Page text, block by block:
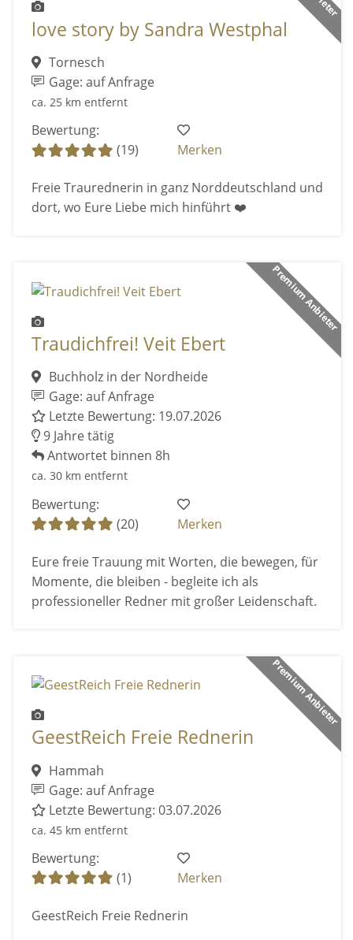
love story by Sandra Westphal
Tornesch
Gage: auf Anfrage
ca. 25 km entfernt
Bewertung:
(19)
Merken
Freie Traurednerin in ganz Norddeutschland und
dort, wo Eure Liebe mich hinführt ❤️
Premium Anbieter
Traudichfrei! Veit Ebert
Buchholz in der Nordheide
Gage: auf Anfrage
Letzte Bewertung: 19.07.2026
9 Jahre tätig
Antwortet binnen 8h
ca. 30 km entfernt
Bewertung:
(20)
Merken
Eure freie Trauung mit Worten, die bewegen, für
Momente, die bleiben - begleite ich als
professioneller Redner mit großer Leidenschaft.
Premium Anbieter
GeestReich Freie Rednerin
Hammah
Gage: auf Anfrage
Letzte Bewertung: 03.07.2026
ca. 45 km entfernt
Bewertung:
(1)
Merken
GeestReich Freie Rednerin